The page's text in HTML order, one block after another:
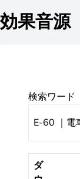
効果音源
検索ワード
ダ